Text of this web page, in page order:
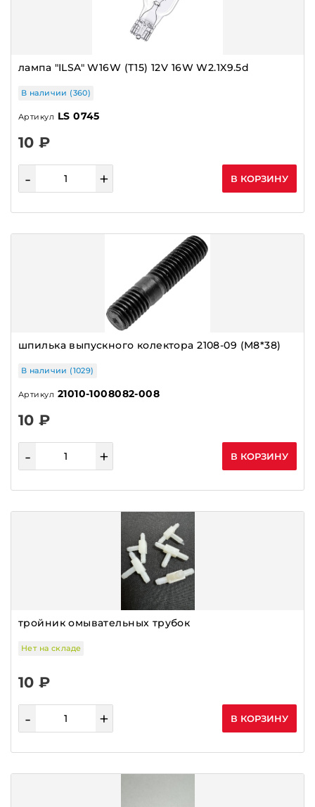
лампа "ILSA" W16W (T15) 12V 16W W2.1X9.5d
В наличии (360)
Артикул LS 0745
10 ₽
- + В КОРЗИНУ
шпилька выпускного колектора 2108-09 (М8*38)
В наличии (1029)
Артикул 21010-1008082-008
10 ₽
- + В КОРЗИНУ
тройник омывательных трубок
Нет на складе
10 ₽
- + В КОРЗИНУ